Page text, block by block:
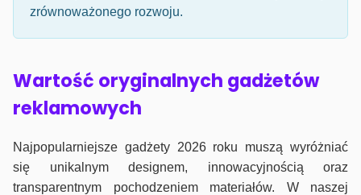
zrównoważonego rozwoju.
Wartość oryginalnych gadżetów
reklamowych
Najpopularniejsze gadżety 2026 roku muszą wyróżniać
się unikalnym designem, innowacyjnością oraz
transparentnym pochodzeniem materiałów. W naszej